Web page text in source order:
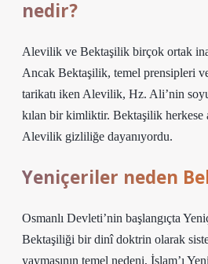
nedir?
Alevilik ve Bektaşilik birçok ortak
Ancak Bektaşilik, temel prensipleri
tarikatı iken Alevilik, Hz. Ali’nin
kılan bir kimliktir. Bektaşilik herkese
Alevilik gizliliğe dayanıyordu.
Yeniçeriler neden
Osmanlı Devleti’nin başlangıçta
Bektaşiliği bir dinî doktrin olarak
yaymasının temel nedeni, İslam’ı